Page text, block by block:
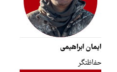
ایمان ابراهیمی
حفاظتگر